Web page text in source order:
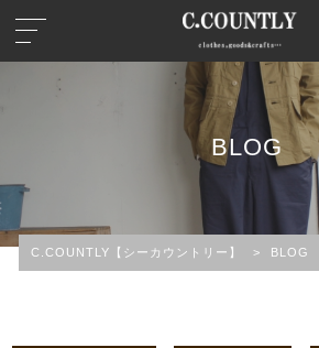
BLOG
C.COUNTLY【シーカウントリー】 > BLOG